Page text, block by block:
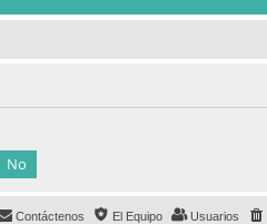
Usuarios
El Equipo
Contáctenos